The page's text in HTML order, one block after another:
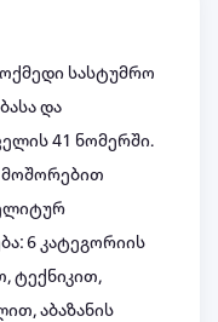
სასტუმრო
და
41 ნომერში.
მოშორებით
6 კატეგორიის
ტექნიკით,
აბაზანის